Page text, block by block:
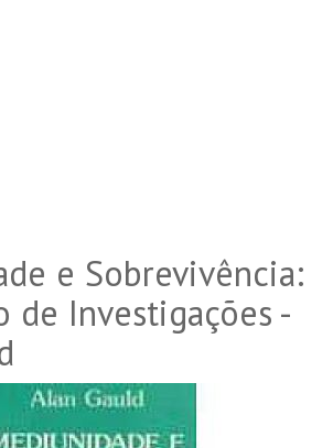
e Sobrevivência:
de Investigações -